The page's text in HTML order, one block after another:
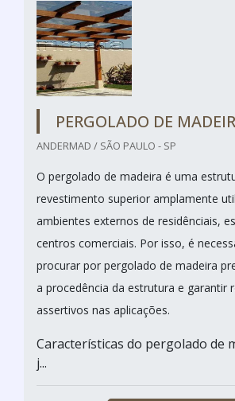
PERGOLADO DE
ANDERMAD / SÃO PAULO - SP
O pergolado de madeira é uma
revestimento superior amplamente
ambientes externos de residênciais,
centros comerciais. Por isso, é
procurar por pergolado de madeira
a procedência da estrutura e garantir
assertivos nas aplicações.
Características do pergolado de
j...